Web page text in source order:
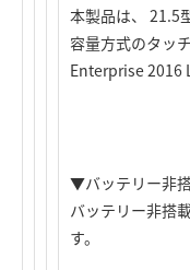
本製品は、 21.5
容量方式のタッ
Enterprise 2016
▼バッテリー非
バッテリー非搭
す。